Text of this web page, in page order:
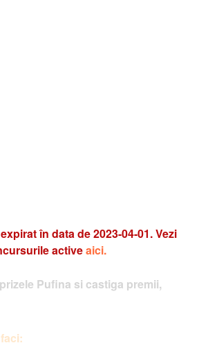
în data de 2023-04-01. Vezi
activeaici.
Pufina si castiga premii,